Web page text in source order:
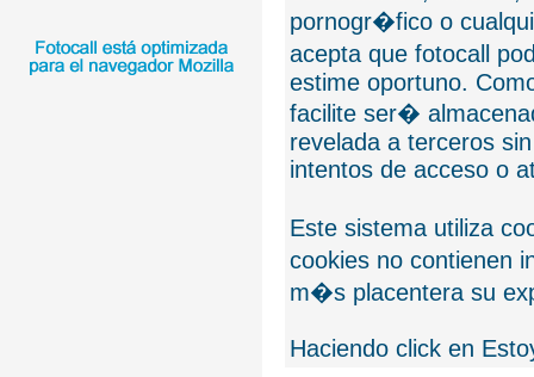
pornogr�fico o
acepta que fotocall
estime oportuno.
facilite ser�
revelada a terceros
intentos de acceso o
Este sistema utiliza
cookies no contienen
m�s placentera su
Haciendo click en